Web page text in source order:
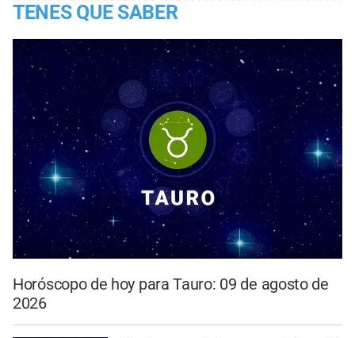
TENES QUE SABER
Horóscopo de hoy para Tauro: 09 de agosto de
2026